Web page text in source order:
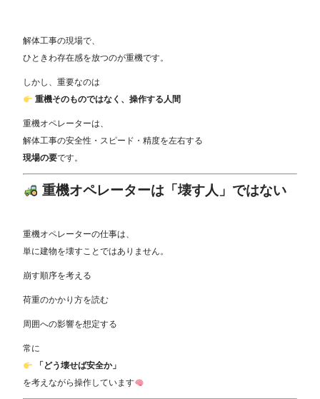
解体工事の現場で、
ひときわ存在感を放つのが重機です。
しかし、重要なのは
重機そのものではなく、操作する人間
重機オペレーターは、
解体工事の安全性・スピード・精度を左右する
現場の要です。
重機オペレーターは「壊す人」ではない
重機オペレーターの仕事は、
単に建物を壊すことではありません。
崩す順序を考える
荷重のかかり方を読む
周囲への影響を想定する
常に
「どう壊せば安全か」
を考えながら操作しています